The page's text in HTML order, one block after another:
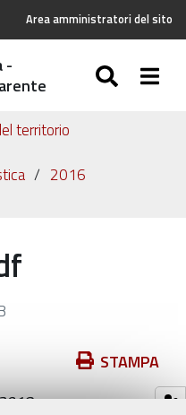
Area amministratori del sito
-
territorio
2016
STAMPA